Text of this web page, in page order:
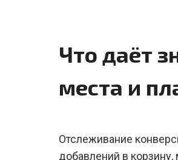
Что даёт
места и
Отслеживание
добавлений в